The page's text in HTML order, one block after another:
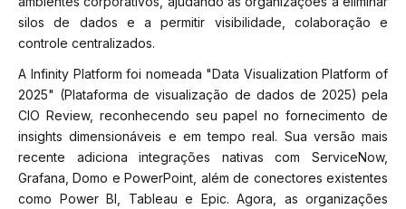
silos de dados e a permitir visibilidade, colaboração e
controle centralizados.
A Infinity Platform foi nomeada "Data Visualization Platform of
2025" (Plataforma de visualização de dados de 2025) pela
CIO Review, reconhecendo seu papel no fornecimento de
insights dimensionáveis e em tempo real. Sua versão mais
recente adiciona integrações nativas com ServiceNow,
Grafana, Domo e PowerPoint, além de conectores existentes
como Power BI, Tableau e Epic. Agora, as organizações